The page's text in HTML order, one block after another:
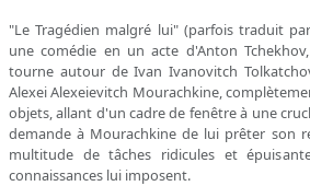
"Le Tragédien malgré lui" (parfois traduit
une comédie en un acte d'Anton
tourne autour de Ivan Ivanovitch
Alexei Alexeievitch Mourachkine,
objets, allant d'un cadre de fenêtre à une
demande à Mourachkine de lui prêter son
multitude de tâches ridicules et
connaissances lui imposent.